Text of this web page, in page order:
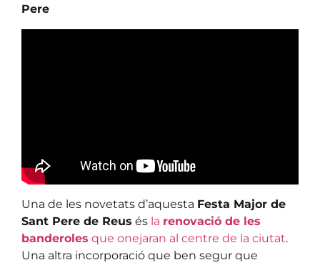
Pere
Una de les novetats d’aquesta Festa Major de
Sant Pere de Reus és la renovació de les
banderoles que onejaran al centre de la ciutat.
Una altra incorporació que ben segur que